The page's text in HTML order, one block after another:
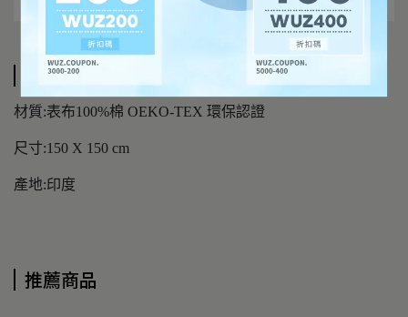
規格說明
材質:表布100%棉 OEKO-TEX 環保認證
尺寸:150 X 150 cm
產地:印度
推薦商品